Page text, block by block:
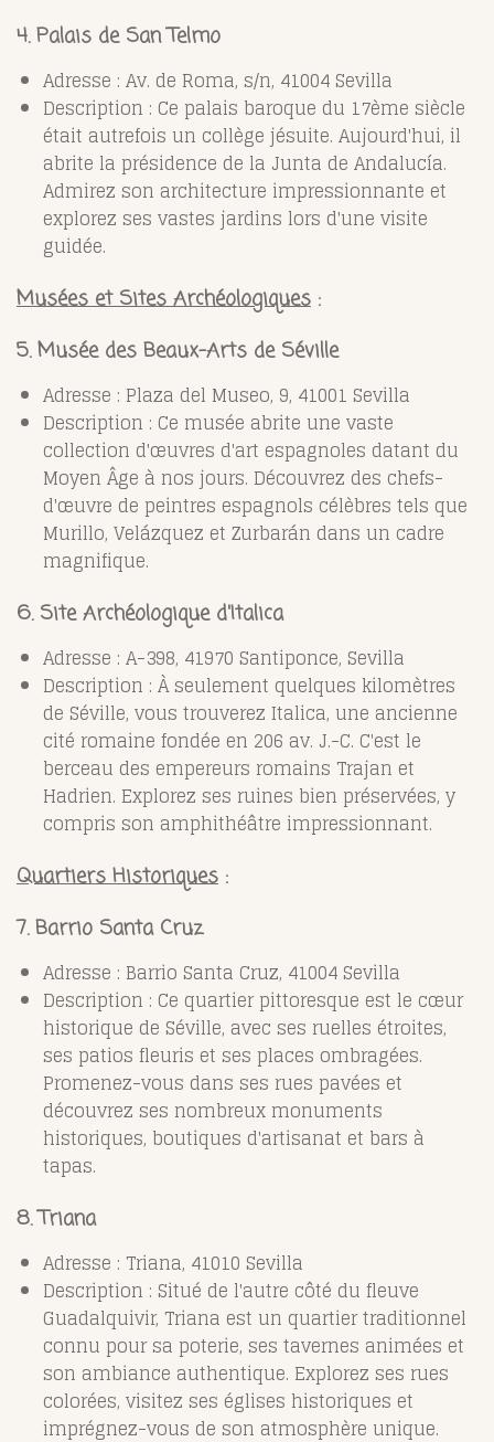
4. Palais de San Telmo
Adresse : Av. de Roma, s/n, 41004 Sevilla
Description : Ce palais baroque du 17ème siècle
était autrefois un collège jésuite. Aujourd'hui, il
abrite la présidence de la Junta de Andalucía.
Admirez son architecture impressionnante et
explorez ses vastes jardins lors d'une visite
guidée.
Musées et Sites Archéologiques :
5. Musée des Beaux-Arts de Séville
Adresse : Plaza del Museo, 9, 41001 Sevilla
Description : Ce musée abrite une vaste
collection d'œuvres d'art espagnoles datant du
Moyen Âge à nos jours. Découvrez des chefs-
d'œuvre de peintres espagnols célèbres tels que
Murillo, Velázquez et Zurbarán dans un cadre
magnifique.
6. Site Archéologique d'Italica
Adresse : A-398, 41970 Santiponce, Sevilla
Description : À seulement quelques kilomètres
de Séville, vous trouverez Italica, une ancienne
cité romaine fondée en 206 av. J.-C. C'est le
berceau des empereurs romains Trajan et
Hadrien. Explorez ses ruines bien préservées, y
compris son amphithéâtre impressionnant.
Quartiers Historiques :
7. Barrio Santa Cruz
Adresse : Barrio Santa Cruz, 41004 Sevilla
Description : Ce quartier pittoresque est le cœur
historique de Séville, avec ses ruelles étroites,
ses patios fleuris et ses places ombragées.
Promenez-vous dans ses rues pavées et
découvrez ses nombreux monuments
historiques, boutiques d'artisanat et bars à
tapas.
8. Triana
Adresse : Triana, 41010 Sevilla
Description : Situé de l'autre côté du fleuve
Guadalquivir, Triana est un quartier traditionnel
connu pour sa poterie, ses tavernes animées et
son ambiance authentique. Explorez ses rues
colorées, visitez ses églises historiques et
imprégnez-vous de son atmosphère unique.